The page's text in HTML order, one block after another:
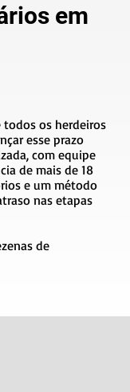
em
os herdeiros
esse prazo
com equipe
de mais de 18
e um método
nas etapas
de